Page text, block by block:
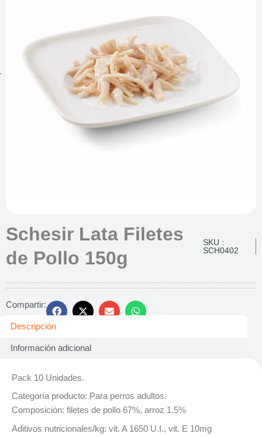
Schesir Lata Filetes
de Pollo 150g
SKU :
SCH0402
Compartir:
Descripción
Información adicional
Pack 10 Unidades.
Categoría producto: Para perros adultos.
Composición: filetes de pollo 67%, arroz 1.5%
Aditivos nutricionales/kg: vit. A 1650 U.I., vit. E 10mg